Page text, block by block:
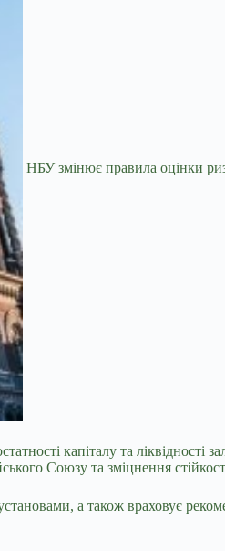
НБУ змінює правила оцінки
капіталу та ліквідності
Союзу та зміцнення
а також враховує